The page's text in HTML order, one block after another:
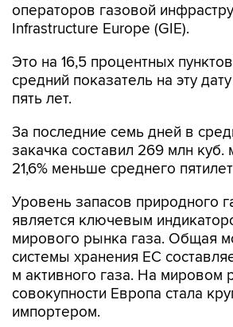
операторов газовой
Infrastructure Europe (GIE).
Это на 16,5 процентных
средний показатель на эту
пять лет.
За последние семь дней в
закачка составил 269 млн куб.
21,6% меньше среднего
Уровень запасов природного
является ключевым
мирового рынка газа. Общая
системы хранения ЕС
м активного газа. На мировом
совокупности Европа стала
импортером.